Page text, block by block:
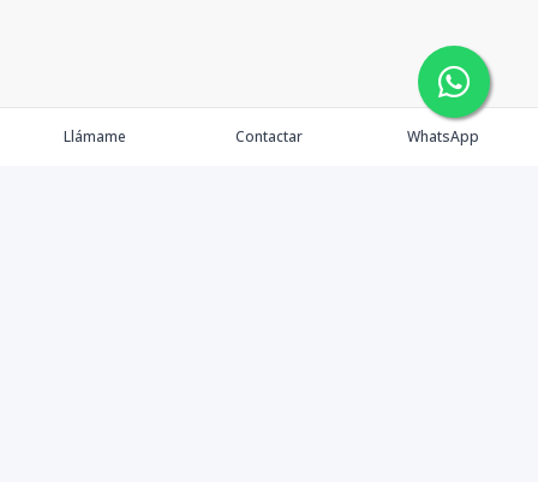
Llámame Contactar WhatsApp